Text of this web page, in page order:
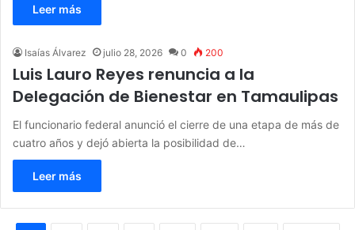
Leer más
Isaías Álvarez julio 28, 2026 0 200
Luis Lauro Reyes renuncia a la
Delegación de Bienestar en Tamaulipas
El funcionario federal anunció el cierre de una etapa de más de
cuatro años y dejó abierta la posibilidad de…
Leer más